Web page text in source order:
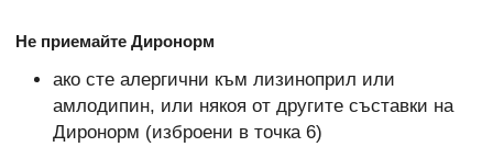
Не приемайте Диронорм
ако сте алергични към лизиноприл или
амлодипин, или някоя от другите съставки на
Диронорм (изброени в точка 6)